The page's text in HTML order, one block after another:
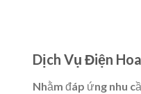
Dịch Vụ Điện
Nhằm đáp ứng nhu